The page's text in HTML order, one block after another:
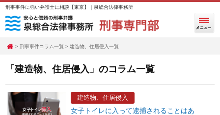
刑事事件に強い弁護士に相談【東京】｜泉総合法律事務所
刑事事件コラム一覧 建造物、住居侵入一覧
「建造物、住居侵入」のコラム一覧
建造物、住居侵入
女子トイレに入って逮捕されることはあ